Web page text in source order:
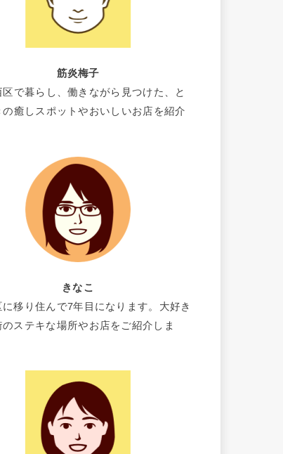
筋炎梅子
で暮らし、働きながら見つけた、と
の癒しスポットやおいしいお店を紹介
きなこ
移り住んで7年目になります。大好き
のステキな場所やお店をご紹介しま